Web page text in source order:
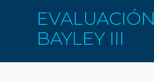
EVALUACIÓN
BAYLEY III